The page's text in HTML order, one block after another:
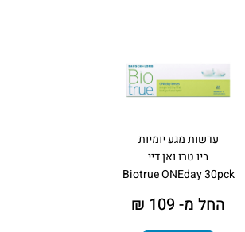
עדשות מגע יומיות
ביו טרו ואן דיי
Biotrue ONEday 30pck
החל מ- 109 ₪